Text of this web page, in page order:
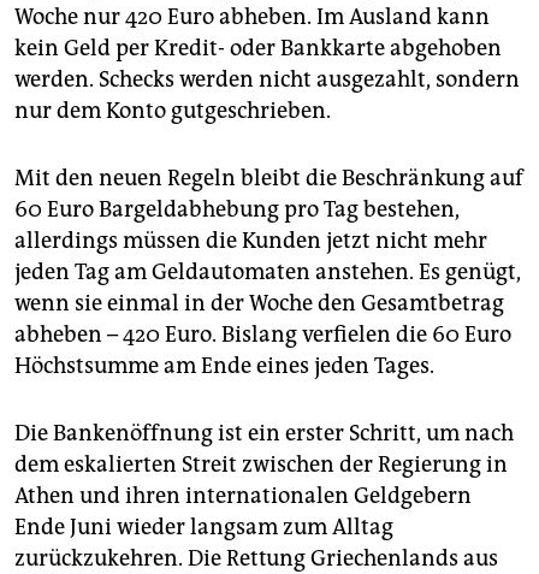
genossenschaft
epaper login
Woche nur 420 Euro abheben. Im Ausland kann
kein Geld per Kredit- oder Bankkarte abgehoben
werden. Schecks werden nicht ausgezahlt, sondern
nur dem Konto gutgeschrieben.
Mit den neuen Regeln bleibt die Beschränkung auf
60 Euro Bargeldabhebung pro Tag bestehen,
allerdings müssen die Kunden jetzt nicht mehr
jeden Tag am Geldautomaten anstehen. Es genügt,
wenn sie einmal in der Woche den Gesamtbetrag
abheben – 420 Euro. Bislang verfielen die 60 Euro
Höchstsumme am Ende eines jeden Tages.
Die Bankenöffnung ist ein erster Schritt, um nach
dem eskalierten Streit zwischen der Regierung in
Athen und ihren internationalen Geldgebern
Ende Juni wieder langsam zum Alltag
zurückzukehren. Die Rettung Griechenlands aus